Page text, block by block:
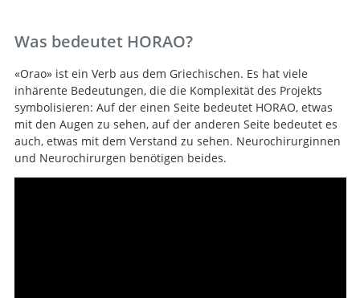
Was bedeutet HORAO?
«Orao» ist ein Verb aus dem Griechischen. Es hat viele
inhärente Bedeutungen, die die Komplexität des Projekts
symbolisieren: Auf der einen Seite bedeutet HORAO, etwas
mit den Augen zu sehen, auf der anderen Seite bedeutet es
auch, etwas mit dem Verstand zu sehen. Neurochirurginnen
und Neurochirurgen benötigen beides.